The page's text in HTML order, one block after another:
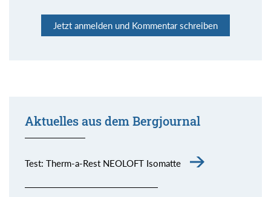
Jetzt anmelden und Kommentar schreiben
Aktuelles aus dem Bergjournal
Test: Therm-a-Rest NEOLOFT Isomatte